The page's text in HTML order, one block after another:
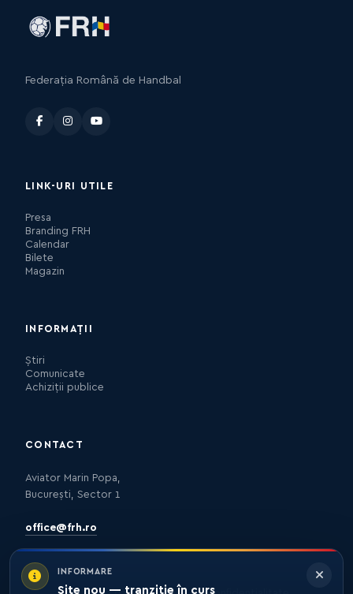
INFORMARE
Site nou — tranziție în curs
Federația Română de Handbal
LINK-URI UTILE
Presa
Branding FRH
Calendar
Bilete
Magazin
INFORMAȚII
Știri
Comunicate
Achiziții publice
CONTACT
Aviator Marin Popa,
București, Sector 1
office@frh.ro